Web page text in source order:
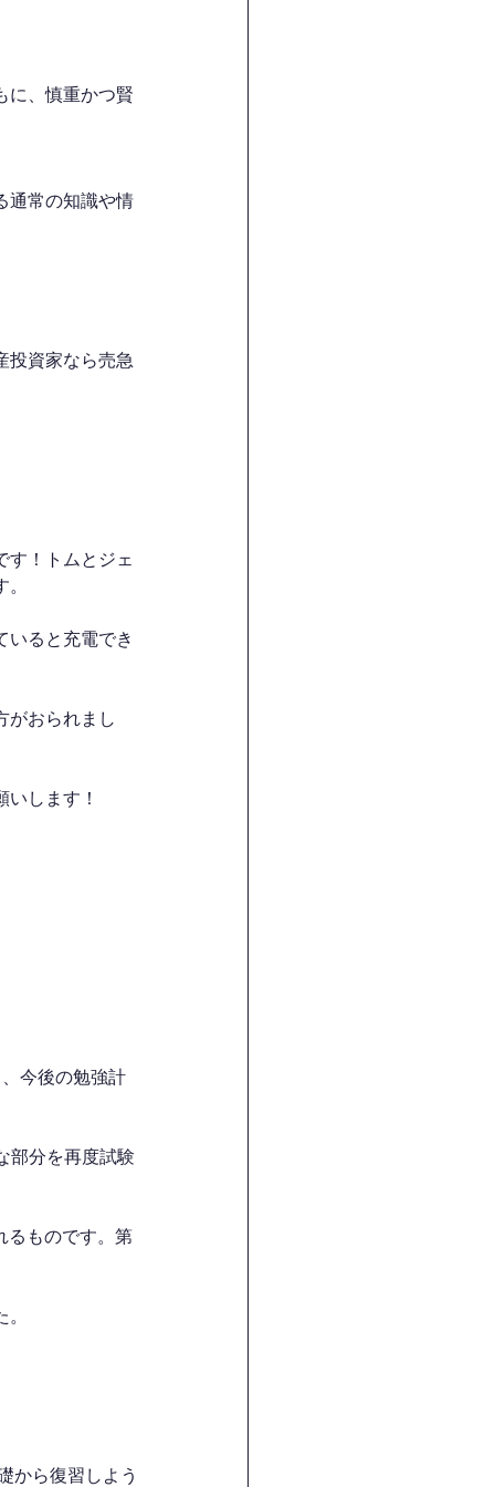
に、慎重かつ賢
通常の知識や情
投資家なら売急
す！トムとジェ
いると充電でき
がおられまし
します！
今後の勉強計
部分を再度試験
るものです。第
から復習しよう